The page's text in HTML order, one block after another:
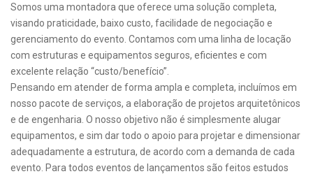
Somos uma montadora que oferece uma solução completa,
visando praticidade, baixo custo, facilidade de negociação e
gerenciamento do evento. Contamos com uma linha de locação
com estruturas e equipamentos seguros, eficientes e com
excelente relação “custo/benefício”.
Pensando em atender de forma ampla e completa, incluímos em
nosso pacote de serviços, a elaboração de projetos arquitetônicos
e de engenharia. O nosso objetivo não é simplesmente alugar
equipamentos, e sim dar todo o apoio para projetar e dimensionar
adequadamente a estrutura, de acordo com a demanda de cada
evento. Para todos eventos de lançamentos são feitos estudos